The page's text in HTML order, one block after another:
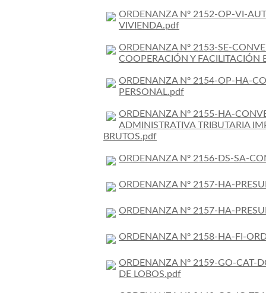
ORDENANZA Nº 2152-OP-VI-
VIVIENDA.pdf
ORDENANZA Nº 2153-SE-
COOPERACIÓN Y FACILITACIÓN
ORDENANZA Nº 2154-OP-HA-
PERSONAL.pdf
ORDENANZA Nº 2155-HA-
ADMINISTRATIVA TRIBUTARIA
BRUTOS.pdf
ORDENANZA Nº 2156-DS-SA-
ORDENANZA Nº 2157-HA-
ORDENANZA Nº 2157-HA-
ORDENANZA Nº 2158-HA-FI-
ORDENANZA Nº 2159-GO-CAT-
DE LOBOS.pdf